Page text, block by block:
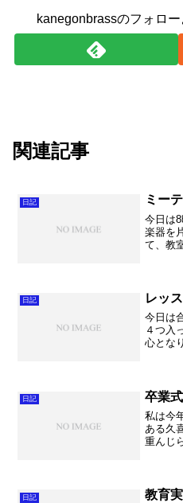
kanegonbrassのフォロ
関連記事
日記 ミー
今日は
楽器を
て、教
ました
日記 レッ
今日は
４つ入
心とな
ンジ。
日記 卒業式
私は今
ある久
重んじ
先生に
日記 教育